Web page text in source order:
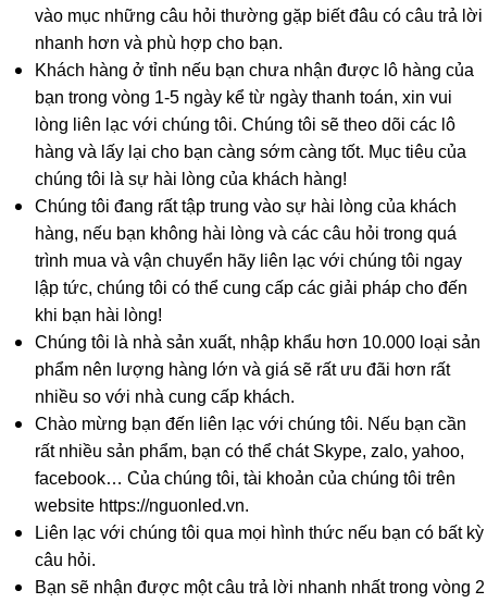
vào mục những câu hỏi thường gặp biết đâu có câu trả lời
nhanh hơn và phù hợp cho bạn.
Khách hàng ở tỉnh nếu bạn chưa nhận được lô hàng của
bạn trong vòng 1-5 ngày kể từ ngày thanh toán, xin vui
lòng liên lạc với chúng tôi. Chúng tôi sẽ theo dõi các lô
hàng và lấy lại cho bạn càng sớm càng tốt. Mục tiêu của
chúng tôi là sự hài lòng của khách hàng!
Chúng tôi đang rất tập trung vào sự hài lòng của khách
hàng, nếu bạn không hài lòng và các câu hỏi trong quá
trình mua và vận chuyển hãy liên lạc với chúng tôi ngay
lập tức, chúng tôi có thể cung cấp các giải pháp cho đến
khi bạn hài lòng!
Chúng tôi là nhà sản xuất, nhập khẩu hơn 10.000 loại sản
phẩm nên lượng hàng lớn và giá sẽ rất ưu đãi hơn rất
nhiều so với nhà cung cấp khách.
Chào mừng bạn đến liên lạc với chúng tôi. Nếu bạn cần
rất nhiều sản phẩm, bạn có thể chát Skype, zalo, yahoo,
facebook… Của chúng tôi, tài khoản của chúng tôi trên
website https://nguonled.vn.
Liên lạc với chúng tôi qua mọi hình thức nếu bạn có bất kỳ
câu hỏi.
Bạn sẽ nhận được một câu trả lời nhanh nhất trong vòng 2